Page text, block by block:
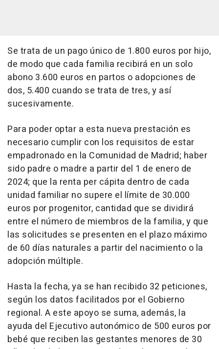
Se trata de un pago único de 1.800 euros por hijo,
de modo que cada familia recibirá en un solo
abono 3.600 euros en partos o adopciones de
dos, 5.400 cuando se trata de tres, y así
sucesivamente.
Para poder optar a esta nueva prestación es
necesario cumplir con los requisitos de estar
empadronado en la Comunidad de Madrid; haber
sido padre o madre a partir del 1 de enero de
2024; que la renta per cápita dentro de cada
unidad familiar no supere el límite de 30.000
euros por progenitor, cantidad que se dividirá
entre el número de miembros de la familia, y que
las solicitudes se presenten en el plazo máximo
de 60 días naturales a partir del nacimiento o la
adopción múltiple.
Hasta la fecha, ya se han recibido 32 peticiones,
según los datos facilitados por el Gobierno
regional. A este apoyo se suma, además, la
ayuda del Ejecutivo autonómico de 500 euros por
bebé que reciben las gestantes menores de 30